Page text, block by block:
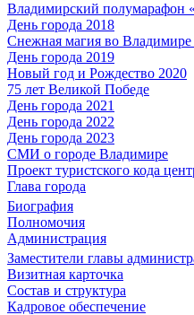
Владимирский полумарафон
День города 2018
Снежная магия во Владимире
День города 2019
Новый год и Рождество 2020
75 лет Великой Победе
День города 2021
День города 2022
День города 2023
СМИ о городе Владимире
Проект туристского кода
Глава города
Биография
Полномочия
Администрация
Заместители главы
Визитная карточка
Состав и структура
Кадровое обеспечение